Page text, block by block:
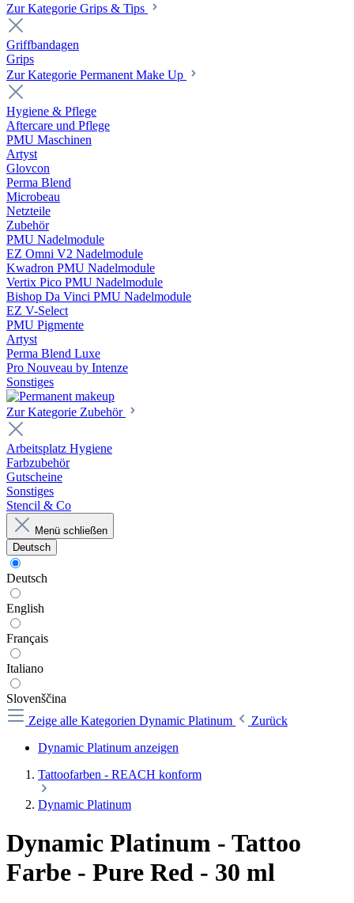
Zur Kategorie Grips & Tips
Griffbandagen
Grips
Zur Kategorie Permanent Make Up
Hygiene & Pflege
Aftercare und Pflege
PMU Maschinen
Artyst
Glovcon
Perma Blend
Microbeau
Netzteile
Zubehör
PMU Nadelmodule
EZ Omni V2 Nadelmodule
Kwadron PMU Nadelmodule
Vertix Pico PMU Nadelmodule
Bishop Da Vinci PMU Nadelmodule
EZ V-Select
PMU Pigmente
Artyst
Perma Blend Luxe
Pro Nouveau by Intenze
Sonstiges
Zur Kategorie Zubehör
Arbeitsplatz Hygiene
Farbzubehör
Gutscheine
Sonstiges
Stencil & Co
Menü schließen
Deutsch
Deutsch
English
Français
Italiano
Slovenščina
Zeige alle Kategorien Dynamic Platinum
Zurück
Dynamic Platinum anzeigen
Tattoofarben - REACH konform
Dynamic Platinum
Dynamic Platinum - Tattoo
Farbe - Pure Red - 30 ml